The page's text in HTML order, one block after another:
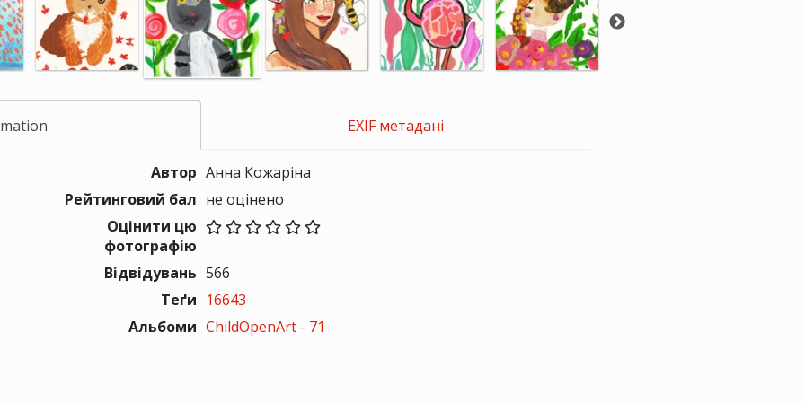
EXIF метадані
Автор Анна Кожаріна
Рейтинговий бал не оцінено
Оцінити цю
фотографію
Відвідувань 566
Теґи 16643
Альбоми ChildOpenArt - 71